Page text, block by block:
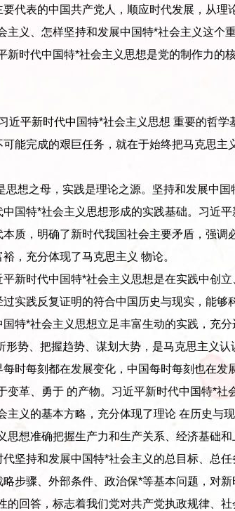
表的中国共产党人，顺应时代发展，从理
主义、怎样坚持和发展中国特*社会主义这个
时代中国特*社会主义思想是党的制作力的核
平新时代中国特*社会主义思想 重要的哲学
能完成的艰巨任务，就在于始终把马克思主
想之母，实践是理论之源。坚持和发展中国
国特*社会主义思想形成的实践基础。习近
质，明确了新时代我国社会主要矛盾，强调
，充分体现了马克思主义 物论。
时代中国特*社会主义思想是在实践中创立
实践反复证明的符合中国历史与现实，能够
特*社会主义思想立足丰富生动的实践，充
势、把握趋势、谋划大势，是马克思主义认
每刻都在发展变化，中国每时每刻也在发
变革、勇于 的产物。习近平新时代中国特*社
主义的基本方略，充分体现了理论 在历史与
思想准确把握生产力和生产关系、经济基础
坚持和发展中国特*社会主义的总目标、总
步骤、外部条件、政治保*等基本问题，对
的回答，标志着我们党对共产党执政规律、